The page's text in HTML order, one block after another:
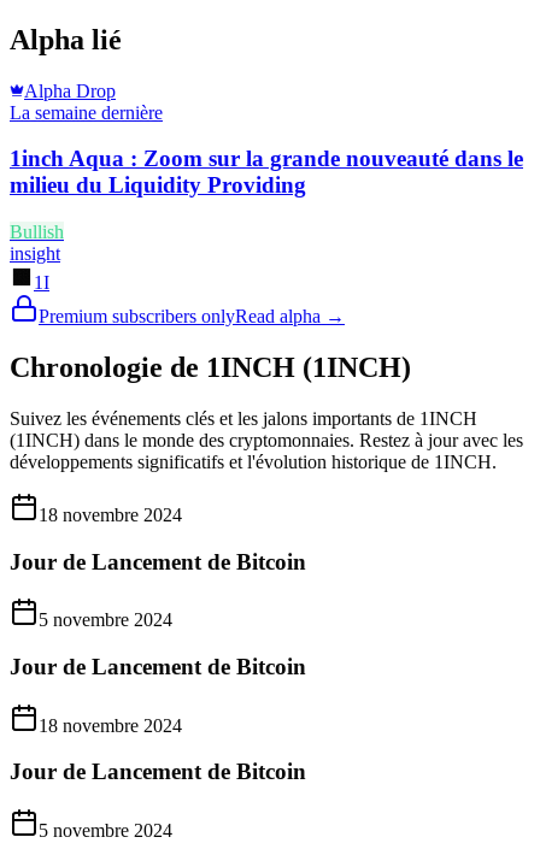
Alpha lié
Alpha Drop
La semaine dernière
1inch Aqua : Zoom sur la grande nouveauté dans le
milieu du Liquidity Providing
Bullish
insight
1I
Premium subscribers onlyRead alpha →
Chronologie de 1INCH (1INCH)
Suivez les événements clés et les jalons importants de 1INCH
(1INCH) dans le monde des cryptomonnaies. Restez à jour avec les
développements significatifs et l'évolution historique de 1INCH.
18 novembre 2024
Jour de Lancement de Bitcoin
5 novembre 2024
Jour de Lancement de Bitcoin
18 novembre 2024
Jour de Lancement de Bitcoin
5 novembre 2024